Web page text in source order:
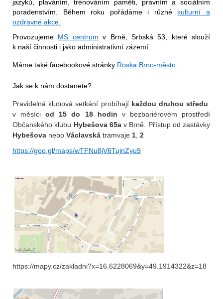
jazyků, plaváním, trénováním paměti, právním a sociálním
poradenstvím. Během roku pořádáme i různé kulturní a
ozdravné akce.
Provozujeme MS centrum v Brně, Srbská 53, které slouží
k naší činnosti i jako administrativní zázemí.
Máme také facebookové stránky Roska Brno-město
Jak se k nám dostanete?
Pravidelná klubová setkání probíhají každou druhou středu
v měsíciod 15 do 18 hodin v bezbariérovém prostředí
Občanského klubu Hybešova 65av Brně. Přístup od zastávky
Hybešova nebo Václavská tramvaje 1 2
https://goo.gl/maps/wTFNu8jV6TujnZyu9
https://mapy.cz/zakladni?x=16.6228069&y=49.1914322&z=18